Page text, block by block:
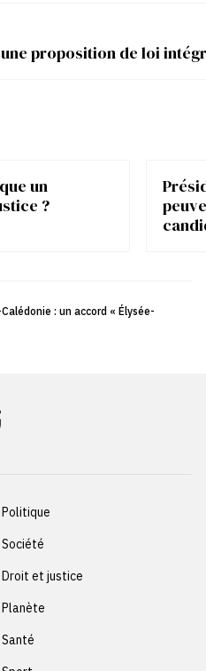
proposition de loi
un
?
: un accord « Élysée-
Politique
Société
Droit et justice
Planète
Santé